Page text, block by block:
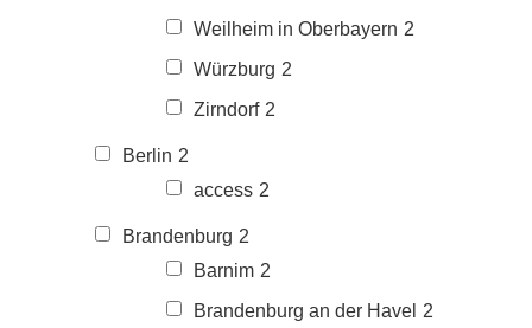
Weilheim in Oberbayern 2
Würzburg 2
Zirndorf 2
Berlin 2
access 2
Brandenburg 2
Barnim 2
Brandenburg an der Havel 2